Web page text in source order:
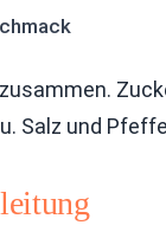
Salz und